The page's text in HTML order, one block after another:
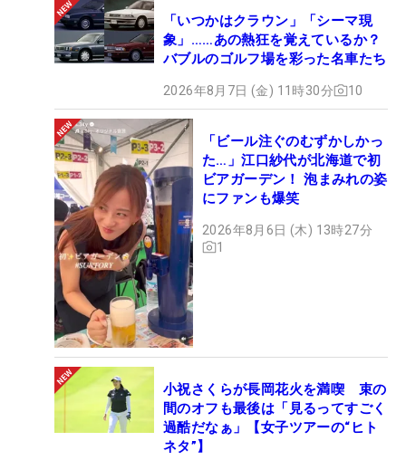
「いつかはクラウン」「シーマ現
象」……あの熱狂を覚えているか？
バブルのゴルフ場を彩った名車たち
2026年8月7日 (金) 11時30分 10
「ビール注ぐのむずかしかっ
た…」江口紗代が北海道で初
ビアガーデン！ 泡まみれの姿
にファンも爆笑
2026年8月6日 (木) 13時27分
1
小祝さくらが長岡花火を満喫 束の
間のオフも最後は「見るってすごく
過酷だなぁ」【女子ツアーの“ヒト
ネタ”】